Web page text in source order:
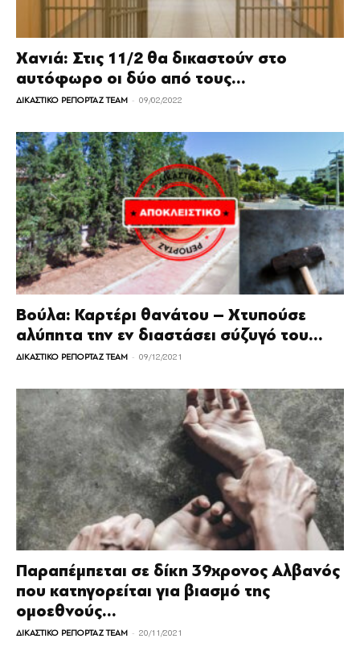
Χανιά: Στις 11/2 θα δικαστούν στο
αυτόφωρο οι δύο από τους...
ΔΙΚΑΣΤΙΚΟ ΡΕΠΟΡΤΑΖ TEAM - 09/02/2022
Βούλα: Καρτέρι θανάτου – Χτυπούσε
αλύπητα την εν διαστάσει σύζυγό του...
ΔΙΚΑΣΤΙΚΟ ΡΕΠΟΡΤΑΖ TEAM - 09/12/2021
Παραπέμπεται σε δίκη 39χρονος Αλβανός
που κατηγορείται για βιασμό της
ομοεθνούς...
ΔΙΚΑΣΤΙΚΟ ΡΕΠΟΡΤΑΖ TEAM - 20/11/2021